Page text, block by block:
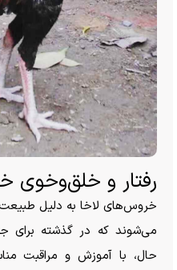
رفتار و خلق‌وخوی
خروس‌های لاخا به دلیل
می‌شوند که در گذشته برای
حال، با آموزش و مراقبت